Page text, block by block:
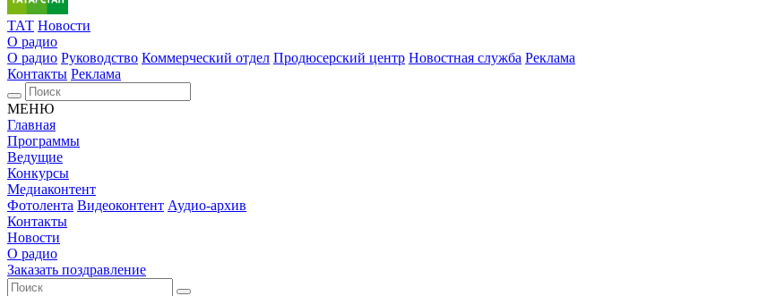
ТАТ Новости
О радио
О радио Руководство Коммерческий отдел Продюсерский центр Новостная служба Реклама
Контакты Реклама
МЕНЮ
Главная
Программы
Ведущие
Конкурсы
Медиаконтент
Фотолента Видеоконтент Аудио-архив
Контакты
Новости
О радио
Заказать поздравление